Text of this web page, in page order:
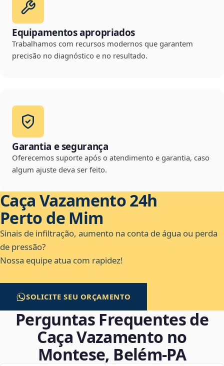
Equipamentos apropriados
Trabalhamos com recursos modernos que garantem
precisão no diagnóstico e no resultado.
Garantia e segurança
Oferecemos suporte após o atendimento e garantia, caso
algum ajuste deva ser feito.
Caça Vazamento 24h
Perto de Mim
Sinais de infiltração, aumento na conta de água ou perda
de pressão?
Nossa equipe atua com rapidez!
SOLICITE SEU ORÇAMENTO
Perguntas Frequentes de
Caça Vazamento no
Montese, Belém‑PA